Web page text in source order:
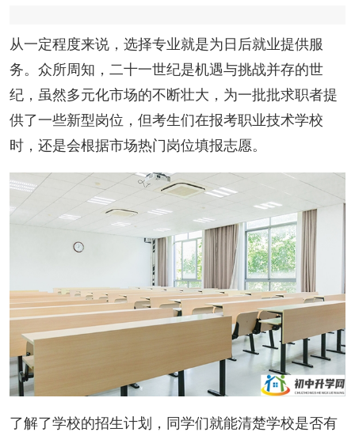
从一定程度来说，选择专业就是为日后就业提供服
务。众所周知，二十一世纪是机遇与挑战并存的世
纪，虽然多元化市场的不断壮大，为一批批求职者提
供了一些新型岗位，但考生们在报考职业技术学校
时，还是会根据市场热门岗位填报志愿。
了解了学校的招生计划，同学们就能清楚学校是否有